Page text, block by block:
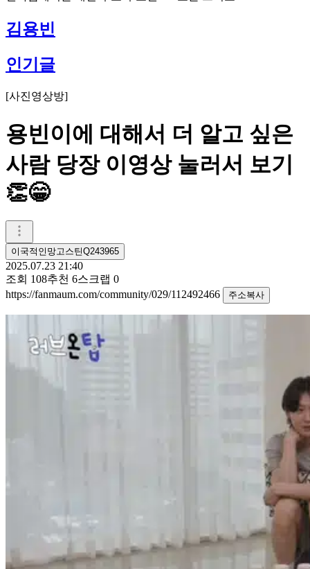
김용빈
인기글
[사진영상방]
용빈이에 대해서 더 알고 싶은
사람 당장 이영상 눌러서 보기
👏😁
이국적인망고스틴Q243965
2025.07.23 21:40
조회 108추천 6스크랩 0
https://fanmaum.com/community/029/112492466
주소복사